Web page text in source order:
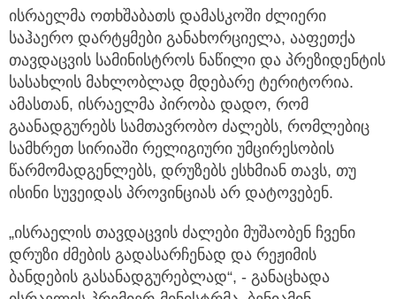
ისრაელმა ოთხშაბათს დამასკოში ძლიერი
საჰაერო დარტყმები განახორციელა, ააფეთქა
თავდაცვის სამინისტროს ნაწილი და პრეზიდენტის
სასახლის მახლობლად მდებარე ტერიტორია.
ამასთან, ისრაელმა პირობა დადო, რომ
გაანადგურებს სამთავრობო ძალებს, რომლებიც
სამხრეთ სირიაში რელიგიური უმცირესობის
წარმომადგენლებს, დრუზებს ესხმიან თავს, თუ
ისინი სუვეიდას პროვინციას არ დატოვებენ.
„ისრაელის თავდაცვის ძალები მუშაობენ ჩვენი
დრუზი ძმების გადასარჩენად და რეჟიმის
ბანდების გასანადგურებლად“, - განაცხადა